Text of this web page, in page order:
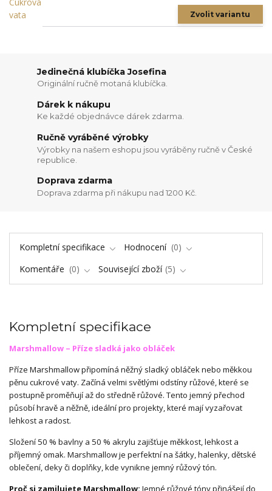
Zvolit variantu
Jedinečná klubíčka Josefina
Originální ručně motaná klubíčka.
Dárek k nákupu
Ke každé objednávce dárek zdarma.
Ručně vyráběné výrobky
Výrobky na našem eshopu jsou vyráběny ručně v České
republice.
Doprava zdarma
Doprava zdarma při nákupu nad 1200 Kč.
Kompletní specifikace Hodnocení
0
Komentáře
0 Související zboží 5
Kompletní specifikace
Marshmallow – Příze sladká jako obláček
Příze Marshmallow připomíná něžný sladký obláček nebo měkkou
pěnu cukrové vaty. Začíná velmi světlými odstíny růžové, které se
postupně proměňují až do středně růžové. Tento jemný přechod
působí hravě a něžně, ideální pro projekty, které mají vyzařovat
lehkost a radost.
Složení 50 % bavlny a 50 % akrylu zajišťuje měkkost, lehkost a
příjemný omak. Marshmallow je perfektní na šátky, halenky, dětské
oblečení, deky či doplňky, kde vynikne jemný růžový tón.
Proč si zamilujete Marshmallow: Jemné růžové tóny přinášejí do